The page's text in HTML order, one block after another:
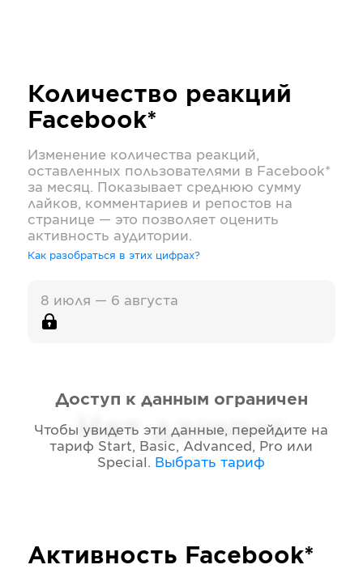
Количество реакций
Facebook*
Изменение количества реакций,
оставленных пользователями в Facebook*
за месяц. Показывает среднюю сумму
лайков, комментариев и репостов на
странице — это позволяет оценить
активность аудитории.
Как разобраться в этих цифрах?
8 июля — 6 августа
Нет данных
Доступ к данным ограничен
Чтобы увидеть эти данные, перейдите на
тариф Start, Basic, Advanced, Pro или
Special . Выбрать тариф
Активность Facebook*